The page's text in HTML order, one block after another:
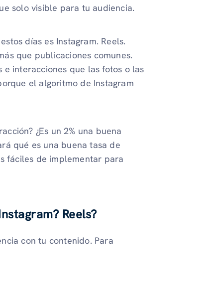
solo visible para tu audiencia.
días es Instagram. Reels.
que publicaciones comunes.
e interacciones que las fotos o las
el algoritmo de Instagram
¿Es un 2% una buena
qué es una buena tasa de
fáciles de implementar para
Reels?
con tu contenido. Para